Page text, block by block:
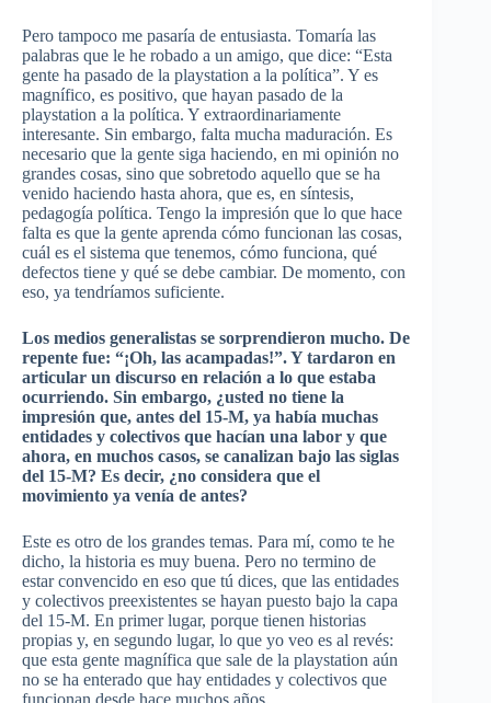
Pero tampoco me pasaría de entusiasta. Tomaría las
palabras que le he robado a un amigo, que dice: “Esta
gente ha pasado de la playstation a la política”. Y es
magnífico, es positivo, que hayan pasado de la
playstation a la política. Y extraordinariamente
interesante. Sin embargo, falta mucha maduración. Es
necesario que la gente siga haciendo, en mi opinión no
grandes cosas, sino que sobretodo aquello que se ha
venido haciendo hasta ahora, que es, en síntesis,
pedagogía política. Tengo la impresión que lo que hace
falta es que la gente aprenda cómo funcionan las cosas,
cuál es el sistema que tenemos, cómo funciona, qué
defectos tiene y qué se debe cambiar. De momento, con
eso, ya tendríamos suficiente.
Los medios generalistas se sorprendieron mucho. De
repente fue: “¡Oh, las acampadas!”. Y tardaron en
articular un discurso en relación a lo que estaba
ocurriendo. Sin embargo, ¿usted no tiene la
impresión que, antes del 15-M, ya había muchas
entidades y colectivos que hacían una labor y que
ahora, en muchos casos, se canalizan bajo las siglas
del 15-M? Es decir, ¿no considera que el
movimiento ya venía de antes?
Este es otro de los grandes temas. Para mí, como te he
dicho, la historia es muy buena. Pero no termino de
estar convencido en eso que tú dices, que las entidades
y colectivos preexistentes se hayan puesto bajo la capa
del 15-M. En primer lugar, porque tienen historias
propias y, en segundo lugar, lo que yo veo es al revés:
que esta gente magnífica que sale de la playstation aún
no se ha enterado que hay entidades y colectivos que
funcionan desde hace muchos años.